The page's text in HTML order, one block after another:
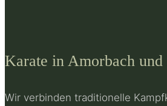
Karate in Amorbach
Wir verbinden traditionelle